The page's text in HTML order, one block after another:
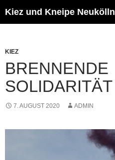
Inhalt
Kiez und Kneipe Neukölln
KIEZ
BRENNENDE
SOLIDARITÄT
7. AUGUST 2020 ADMIN